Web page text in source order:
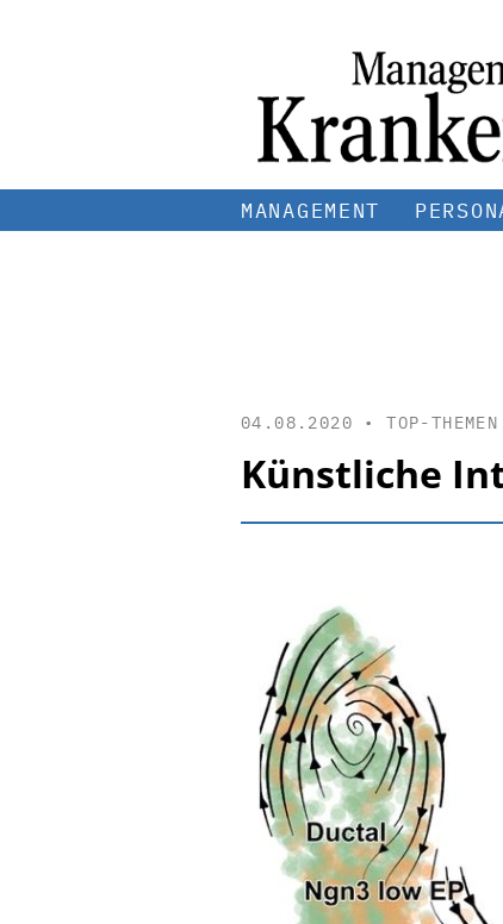
MANAGEMENT
04.08.2020 •TOP-THEMEN
Künstliche